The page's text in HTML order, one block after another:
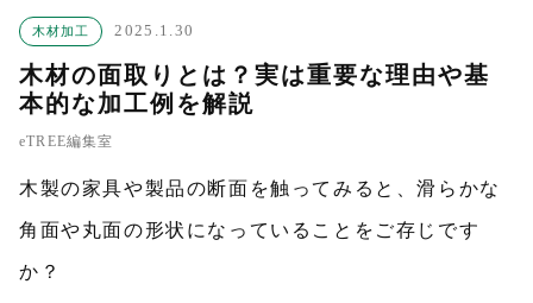
木材加工 2025.1.30
木材の面取りとは？実は重要な理由や基
本的な加工例を解説
eTREE編集室
木製の家具や製品の断面を触ってみると、滑らかな
角面や丸面の形状になっていることをご存じです
か？